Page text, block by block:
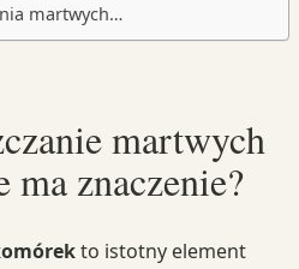
martwych…
martwych
znaczenie?
to istotny element